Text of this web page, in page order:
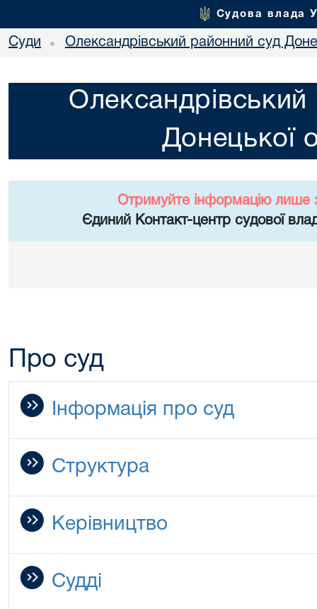
Судова влада
Суди • Олександрівський районний суд
Донецької
Отримуйте інформацію лише
Єдиний Контакт-центр судової
Про суд
Інформація про суд
Структура
Керівництво
Судді